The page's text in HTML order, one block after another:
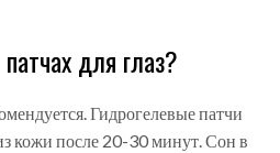
для глаз?
Гидрогелевые патчи
кожи после 20-30 минут. Сон в